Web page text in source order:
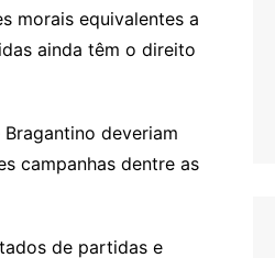
morais equivalentes a
ainda têm o direito
deveriam
campanhas dentre as
de partidas e